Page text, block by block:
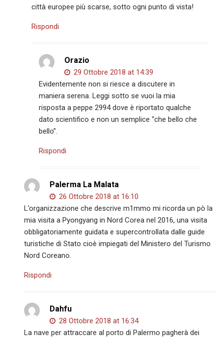
città europee più scarse, sotto ogni punto di vista!
Rispondi
Orazio
29 Ottobre 2018 at 14:39
Evidentemente non si riesce a discutere in
maniera serena. Leggi sotto se vuoi la mia
risposta a peppe 2994 dove è riportato qualche
dato scientifico e non un semplice “che bello che
bello”.
Rispondi
Palerma La Malata
26 Ottobre 2018 at 16:10
L’organizzazione che descrive m1mmo mi ricorda un pò la
mia visita a Pyongyang in Nord Corea nel 2016, una visita
obbligatoriamente guidata e supercontrollata dalle guide
turistiche di Stato cioè impiegati del Ministero del Turismo
Nord Coreano.
Rispondi
Dahfu
28 Ottobre 2018 at 16:34
La nave per attraccare al porto di Palermo pagherà dei